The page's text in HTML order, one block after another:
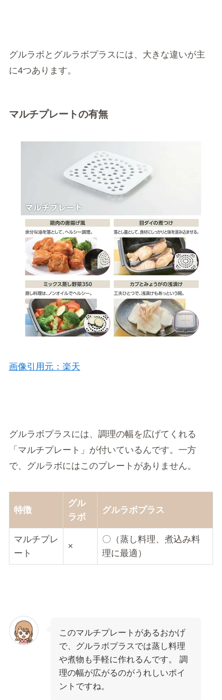
グルラボとグルラボプラスには、大きな違いが主
に4つあります。
マルチプレートの有無
画像引用元：楽天
グルラボプラスには、調理の幅を広げてくれる
「マルチプレート」が付いているんです。一方
で、グルラボにはこのプレートがありません。
特徴
グル
ラボ
グルラボプラス
マルチプレ
ート
×
〇（蒸し料理、煮込み料
理に最適）
このマルチプレートがあるおかげ
で、グルラボプラスでは蒸し料理
や煮物も手軽に作れるんです。 調
理の幅が広がるのがうれしいポイ
ントですね。